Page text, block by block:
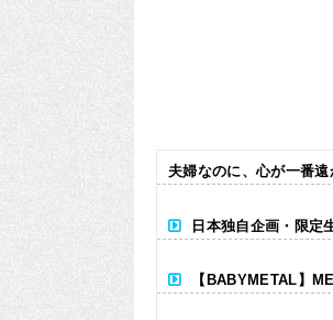
夫婦なのに、心が一番遠
日本独自企画・限定
【BABYMETAL】